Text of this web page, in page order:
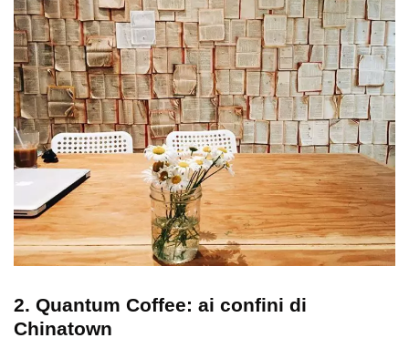
2. Quantum Coffee: ai confini di
Chinatown